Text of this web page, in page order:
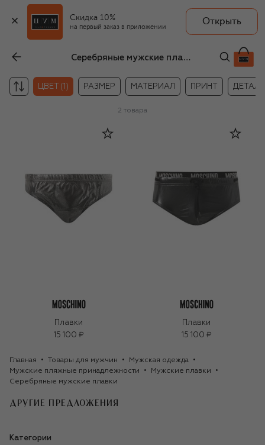
Скидка 10%
на первый заказ в приложении
Открыть
Серебряные мужские плавки
ЦВЕТ (1) РАЗМЕР МАТЕРИАЛ ПРИНТ ДЕТАЛИ
2 товара
Плавки
15 100 ₽
Плавки
15 100 ₽
Главная Товары для мужчин
Мужская одежда
Мужские пляжные принадлежности
Мужские плавки
Серебряные мужские плавки
ДРУГИЕ ПРЕДЛОЖЕНИЯ
Категории